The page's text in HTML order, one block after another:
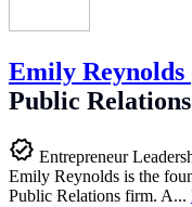
Emily Reynolds
Public Relations
Entrepreneur
Emily Reynolds is the
Public Relations firm. A...